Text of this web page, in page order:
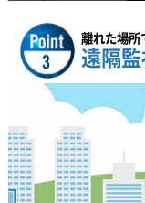
離れた場所
遠隔